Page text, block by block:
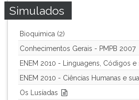
Simulados
Bioquimica (2)
Conhecimentos Gerais - PMPB 2007
ENEM 2010 - Linguagens, Códigos e
ENEM 2010 - Ciências Humanas e
Os Lusíadas